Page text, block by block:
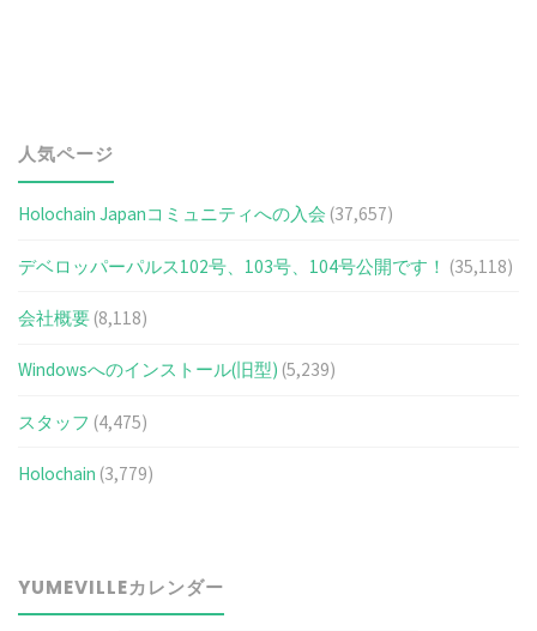
人気ページ
Holochain Japanコミュニティへの入会 (37,657)
デベロッパーパルス102号、103号、104号公開です！ (35,118)
会社概要 (8,118)
Windowsへのインストール(旧型) (5,239)
スタッフ (4,475)
Holochain (3,779)
YUMEVILLEカレンダー